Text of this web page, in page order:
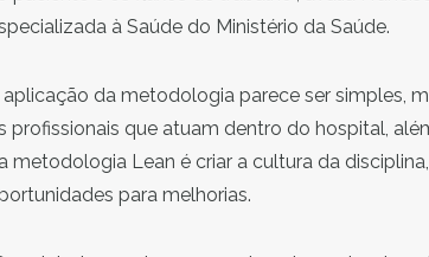
à Saúde do Ministério da Saúde.
aplicação da metodologia parece ser simples,
profissionais que atuam dentro do hospital,
metodologia Lean é criar a cultura da
para melhorias.